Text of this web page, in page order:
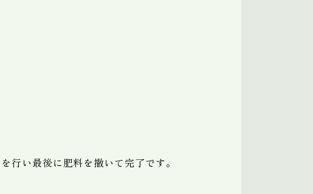
行い最後に肥料を撒いて完了です。